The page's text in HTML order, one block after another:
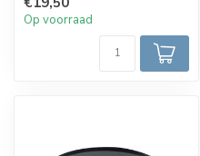
Op voorraad